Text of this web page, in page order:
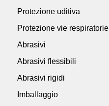
Protezione uditiva
Protezione vie respiratorie
Abrasivi
Abrasivi flessibili
Abrasivi rigidi
Imballaggio